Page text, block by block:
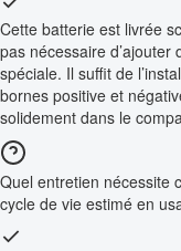
Cette batterie est livrée
pas nécessaire d’ajouter
spéciale. Il suffit de
bornes positive et
solidement dans le
Quel entretien nécessite
cycle de vie estimé en